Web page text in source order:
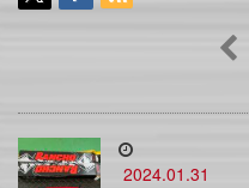
2024.01.31